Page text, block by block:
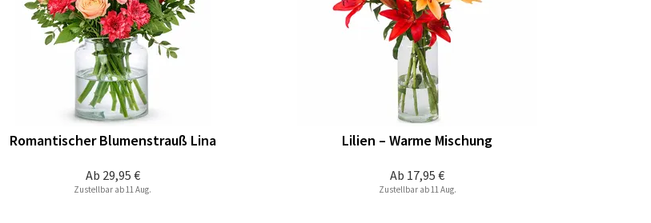
Ab 29,95 €
Romantischer Blumenstrauß Lina
Zustellbar ab 11 Aug.
Ab 17,95 €
Lilien – Warme Mischung
Zustellbar ab 11 Aug.